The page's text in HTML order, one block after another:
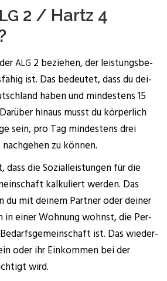
2 / Hartz 4
ALG 2 bezie­hen, der leis­tungs­be­
ist. Das bedeu­tet, dass du dei­
haben und min­des­tens 15
hin­aus musst du kör­per­lich
sein, pro Tag min­des­tens drei
zu können.
dass die Sozi­al­leis­tun­gen für die
kal­ku­liert wer­den. Das
du mit dei­nem Part­ner oder dei­ner
in einer Woh­nung wohnst, die Per­
ist. Das wie­der­
oder ihr Ein­kom­men bei der
wird.